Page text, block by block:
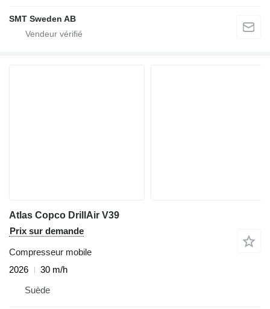
SMT Sweden AB
Atlas Copco DrillAir V39
Prix sur demande
Compresseur mobile
2026
30 m/h
Suède